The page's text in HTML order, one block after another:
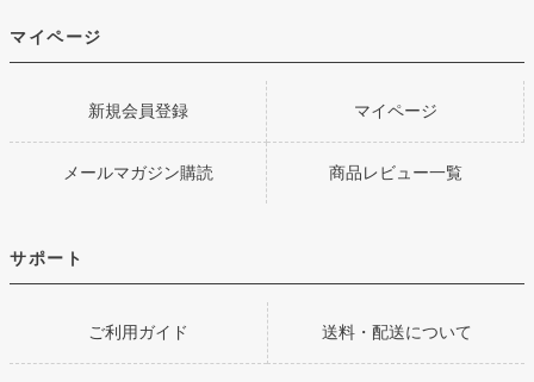
マイページ
新規会員登録 マイページ
メールマガジン購読 商品レビュー一覧
サポート
ご利用ガイド 送料・配送について